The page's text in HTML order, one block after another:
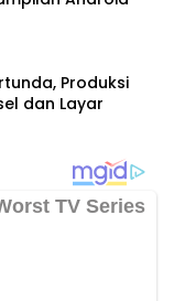
Produksi
dan Layar